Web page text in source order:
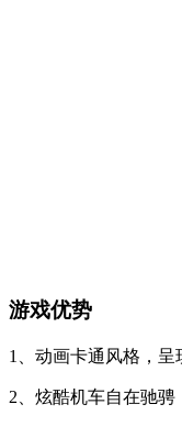
游戏优势
1、动画卡通风格，呈
2、炫酷机车自在驰骋